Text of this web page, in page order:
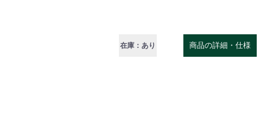
在庫：あり 商品の詳細・仕様